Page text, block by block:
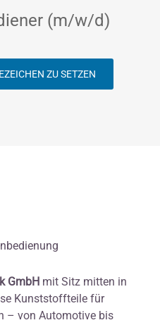
(m/w/d)
ZU SETZEN
GmbH mit Sitz mitten in
Kunststoffteile für
– von Automotive bis